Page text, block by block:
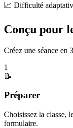
📈 Difficulté
Conçu pour
Créez une séance en
1
📝
Préparer
Choisissez la classe,
formulaire.